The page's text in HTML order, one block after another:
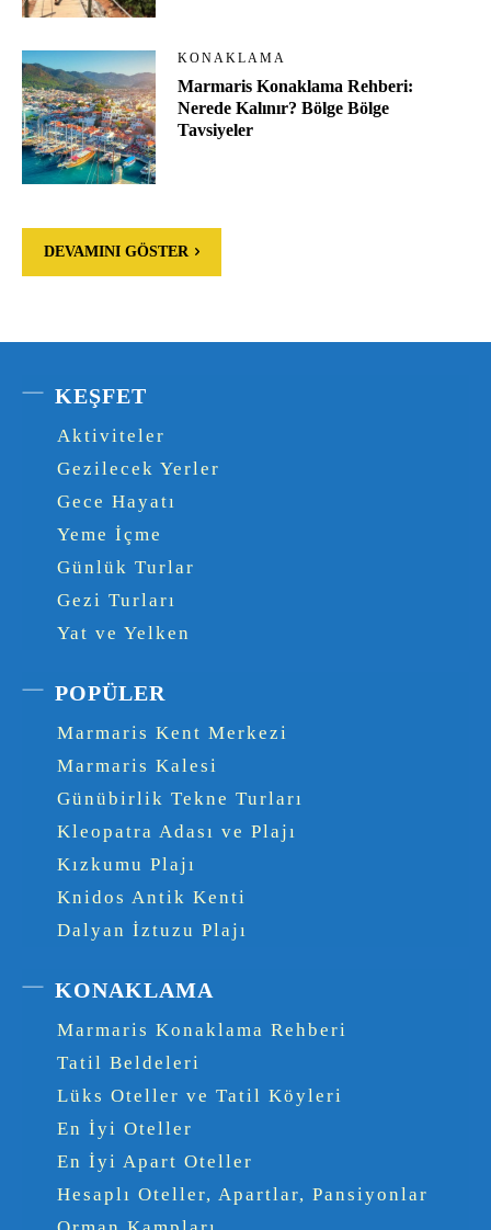
KONAKLAMA
Marmaris Konaklama Rehberi:
Nerede Kalınır? Bölge Bölge
Tavsiyeler
DEVAMINI GÖSTER
KEŞFET
Aktiviteler
Gezilecek Yerler
Gece Hayatı
Yeme İçme
Günlük Turlar
Gezi Turları
Yat ve Yelken
POPÜLER
Marmaris Kent Merkezi
Marmaris Kalesi
Günübirlik Tekne Turları
Kleopatra Adası ve Plajı
Kızkumu Plajı
Knidos Antik Kenti
Dalyan İztuzu Plajı
KONAKLAMA
Marmaris Konaklama Rehberi
Tatil Beldeleri
Lüks Oteller ve Tatil Köyleri
En İyi Oteller
En İyi Apart Oteller
Hesaplı Oteller, Apartlar, Pansiyonlar